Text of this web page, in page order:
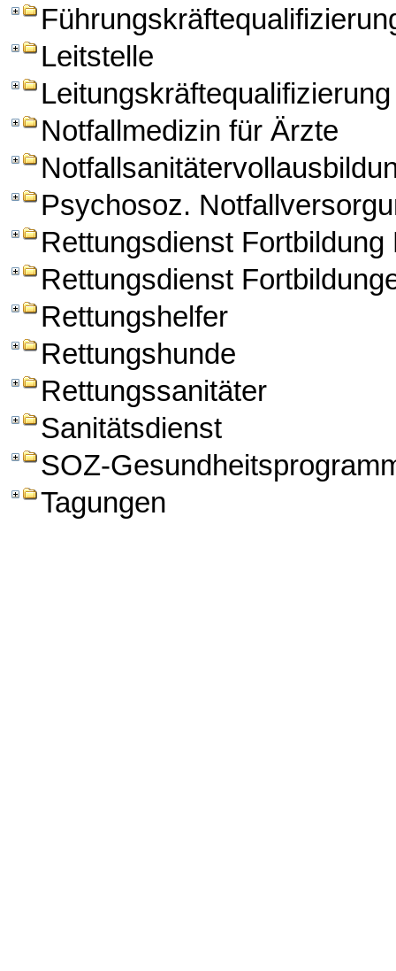
Leitstelle
Leitungskräftequalifizierung
Notfallmedizin für Ärzte
Psychosoz.
Rettungsdienst Fortbildung
Rettungsdienst
Rettungshelfer
Rettungshunde
Rettungssanitäter
Sanitätsdienst
SOZ-
Tagungen